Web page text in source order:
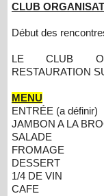
CLUB
Début des
LE CLUB
RESTAURATION
MENU
ENTRÉE (a définir)
JAMBON A LA
SALADE
FROMAGE
DESSERT
1/4 DE VIN
CAFE